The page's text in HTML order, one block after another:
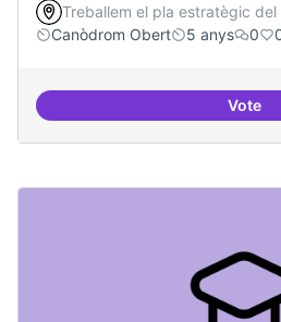
Treballem el pla estratègic del
Canòdrom Obert
5 anys 0
Vote